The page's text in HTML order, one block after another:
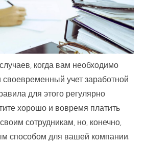
когда вам необходимо
учет заработной
для этого регулярно
хорошо и вовремя платить
сотрудникам, но, конечно,
способом для вашей компании.